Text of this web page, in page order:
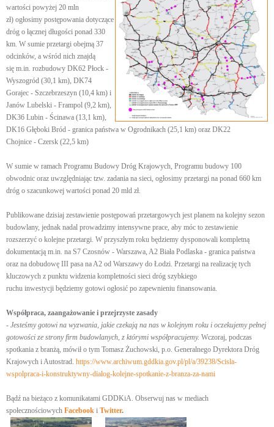
wartości powyżej 20 mln
zł) ogłosimy postępowania dotyczące
dróg o łącznej długości ponad 330
km. W sumie przetargi obejmą 37
odcinków, a wśród nich znajdą
się m.in. rozbudowy DK62 Płock -
Wyszogród (30,1 km), DK74
Gorajec - Szczebrzeszyn (10,4 km) i
Janów Lubelski - Frampol (9,2 km),
DK36 Lubin - Ścinawa (13,1 km),
DK16 Głęboki Bród - granica państwa w Ogrodnikach (25,1 km) oraz DK22
Chojnice - Czersk (22,5 km)
W sumie w ramach Programu Budowy Dróg Krajowych, Programu budowy 100
obwodnic oraz uwzględniając tzw. zadania na sieci, ogłosimy przetargi na ponad 660 km
dróg o szacunkowej wartości ponad 20 mld zł.
Publikowane dzisiaj zestawienie postępowań przetargowych jest planem na kolejny sezon
budowlany, jednak nadal prowadzimy intensywne prace, aby móc to zestawienie
rozszerzyć o kolejne przetargi. W przyszłym roku będziemy dysponowali kompletną
dokumentacją m.in. na S7 Czosnów - Warszawa, A2 Biała Podlaska - granica państwa
oraz na dobudowę III pasa na A2 od Warszawy do Łodzi. Przetargi na realizację tych
kluczowych z punktu widzenia kompletności sieci dróg szybkiego
ruchu inwestycji będziemy gotowi ogłosić po zapewnieniu finansowania.
Współpraca, zaangażowanie i przejrzyste zasady
- Jesteśmy gotowi na wyzwania, jakie czekają na nas w kolejnym roku i oczekujemy pełnej
gotowości ze strony firm budowlanych, z którymi współpracujemy. Wczoraj, podczas
spotkania z branżą, mówił o tym Tomasz Żuchowski, p.o. Generalnego Dyrektora Dróg
Krajowych i Autostrad. https://www.archiwum.gddkia.gov.pl/pl/a/39238/Scisla-
wspolpraca-i-konstruktywny-dialog-kolejne-spotkanie-z-branza-za-nami
Bądź na bieżąco z komunikatami GDDKiA. Obserwuj nas w mediach
społecznościowych Facebook i Twitter.